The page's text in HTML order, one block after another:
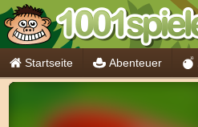
Startseite Abenteuer